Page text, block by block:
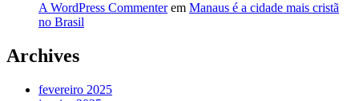
A WordPress Commenterem Manaus é a cidade mais cristã
no Brasil
Archives
fevereiro 2025